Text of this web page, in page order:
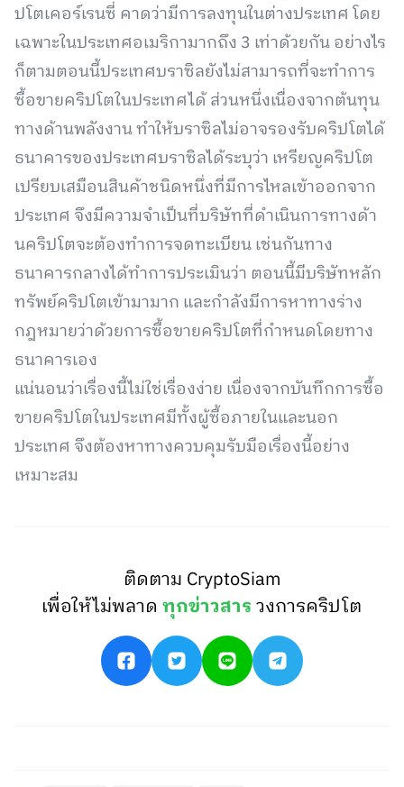
ปโตเคอร์เรนซี่ คาดว่ามีการลงทุนในต่างประเทศ โดย
เฉพาะในประเทศอเมริกามากถึง 3 เท่าด้วยกัน อย่างไร
ก็ตามตอนนี้ประเทศบราซิลยังไม่สามารถที่จะทำการ
ซื้อขายคริปโตในประเทศได้ ส่วนหนึ่งเนื่องจากต้นทุน
ทางด้านพลังงาน ทำให้บราซิลไม่อาจรองรับคริปโตได้
ธนาคารของประเทศบราซิลได้ระบุว่า เหรียญคริปโต
เปรียบเสมือนสินค้าชนิดหนึ่งที่มีการไหลเข้าออกจาก
ประเทศ จึงมีความจำเป็นที่บริษัทที่ดำเนินการทางด้า
นคริปโตจะต้องทำการจดทะเบียน เช่นกันทาง
ธนาคารกลางได้ทำการประเมินว่า ตอนนี้มีบริษัทหลัก
ทรัพย์คริปโตเข้ามามาก และกำลังมีการหาทางร่าง
กฎหมายว่าด้วยการซื้อขายคริปโตที่กำหนดโดยทาง
ธนาคารเอง
แน่นอนว่าเรื่องนี้ไม่ใช่เรื่องง่าย เนื่องจากบันทึกการซื้อ
ขายคริปโตในประเทศมีทั้งผู้ซื้อภายในและนอก
ประเทศ จึงต้องหาทางควบคุมรับมือเรื่องนี้อย่าง
เหมาะสม
ติดตาม CryptoSiam
เพื่อให้ไม่พลาดทุกข่าวสารวงการคริปโต